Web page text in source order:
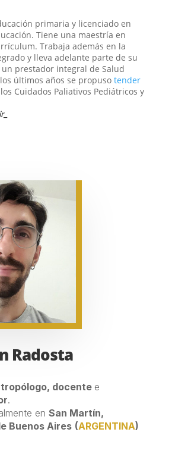
primaria y licenciado en
Tiene una maestría en
Trabaja además en la
y lleva adelante parte de su
un prestador integral de Salud
últimos años se propuso tender
Cuidados Paliativos Pediátricos y
Radosta
docente e
.
en San Martín,
Buenos Aires (ARGENTINA)